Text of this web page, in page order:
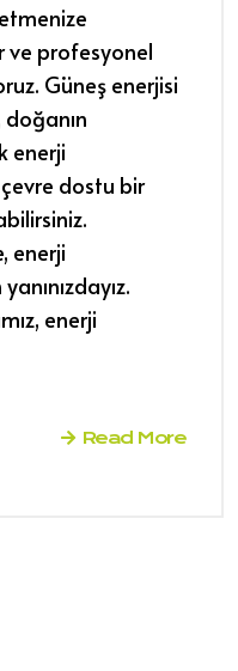
ve profesyonel
Güneş enerjisi
doğanın
enerji
dostu bir
enerji
enerji
Read More